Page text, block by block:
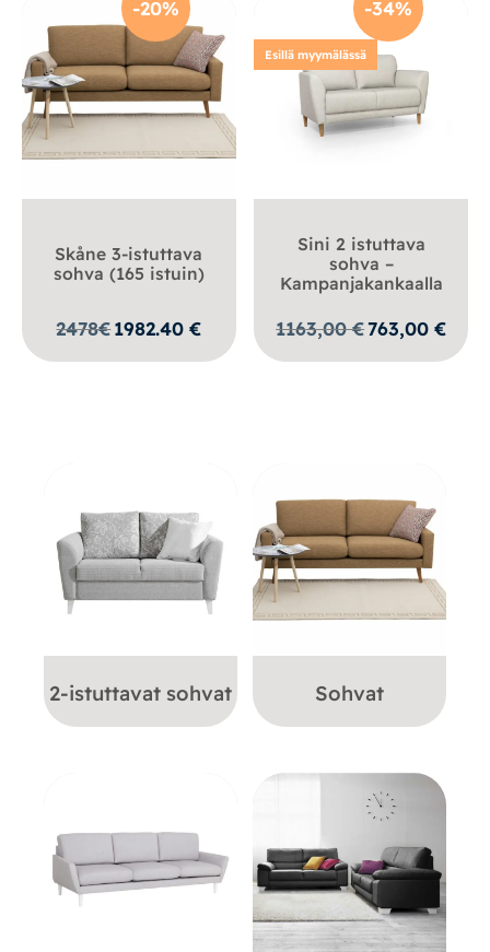
-20%
Skåne 3-istuttava
sohva (165 istuin)
2478€1982.40€
-34%
Esillä myymälässä
Sini 2 istuttava
sohva –
Kampanjakankaalla
1163,00€ Alkuperäinen
oli:
763,00€
hinta
2-istuttavat sohvat Sohvat